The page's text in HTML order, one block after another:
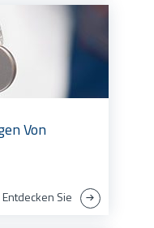
Von
Entdecken Sie